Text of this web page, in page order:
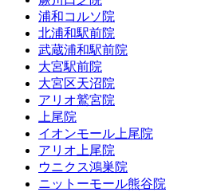
浦和コルソ院
北浦和駅前院
武蔵浦和駅前院
大宮駅前院
大宮区天沼院
アリオ鷲宮院
上尾院
イオンモール上尾院
アリオ上尾院
ウニクス鴻巣院
ニットーモール熊谷院